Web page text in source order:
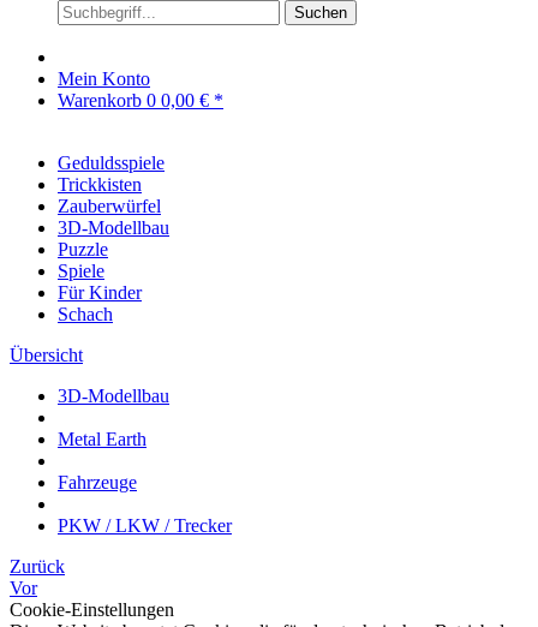
Suchen
Mein Konto
Warenkorb 0 0,00 € *
Geduldsspiele
Trickkisten
Zauberwürfel
3D-Modellbau
Puzzle
Spiele
Für Kinder
Schach
Übersicht
3D-Modellbau
Metal Earth
Fahrzeuge
PKW / LKW / Trecker
Zurück
Vor
Cookie-Einstellungen